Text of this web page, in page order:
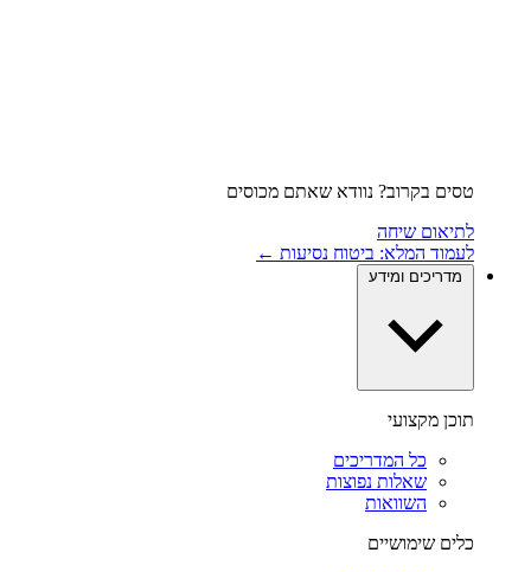
טסים בקרוב? נוודא שאתם מכוסים
לתיאום שיחה
לעמוד המלא: ביטוח נסיעות ←
מדריכים ומידע
תוכן מקצועי
כל המדריכים
שאלות נפוצות
השוואות
כלים שימושיים